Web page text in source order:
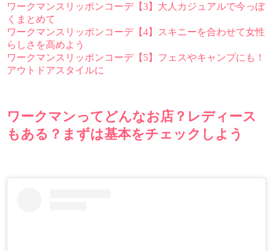
ワークマンスリッポンコーデ【3】大人カジュアルで今っぽ
くまとめて
ワークマンスリッポンコーデ【4】スキニーを合わせて女性
らしさを高めよう
ワークマンスリッポンコーデ【5】フェスやキャンプにも！
アウトドアスタイルに
ワークマンってどんなお店？レディース
もある？まずは基本をチェックしよう